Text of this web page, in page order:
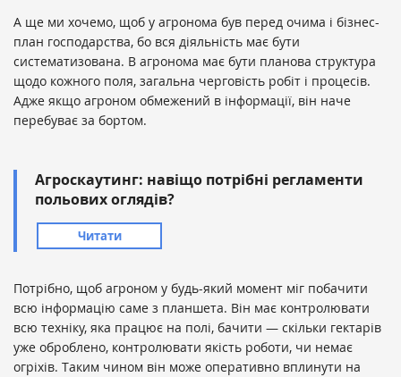
А ще ми хочемо, щоб у агронома був перед очима і бізнес-
план господарства, бо вся діяльність має бути
систематизована. В агронома має бути планова структура
щодо кожного поля, загальна черговість робіт і процесів.
Адже якщо агроном обмежений в інформації, він наче
перебуває за бортом.
Агроскаутинг: навіщо потрібні регламенти
польових оглядів?
Читати
Потрібно, щоб агроном у будь-який момент міг побачити
всю інформацію саме з планшета. Він має контролювати
всю техніку, яка працює на полі, бачити — скільки гектарів
уже оброблено, контролювати якість роботи, чи немає
огріхів. Таким чином він може оперативно вплинути на